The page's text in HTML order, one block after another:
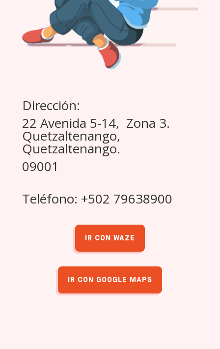
Dirección:
22 Avenida 5-14, Zona 3.
Quetzaltenango,
Quetzaltenango.
09001
Teléfono: +502 79638900
IR CON WAZE
IR CON GOOGLE MAPS